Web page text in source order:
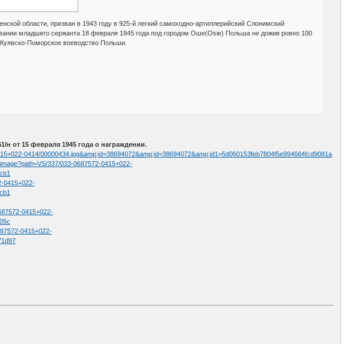
области, призван в 1943 году в 925-й легкий самоходно-артиллерийский Слонимский
младшего сержанта 18 февраля 1945 года под городом Оше(Osie) Польша не дожив ровно 100
Поморское воеводство Польши.
от 15 февраля 1945 года о награждении.
0414/00000434.jpg&amp;id=38694072&amp;id=38694072&amp;id1=5d060153feb7804f5e994664fcd9081a
337/033-0687572-0415+022-
0415+022-
0415+022-
0415+022-